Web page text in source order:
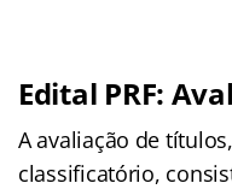
Edital PRF:
A avaliação de
classificatório,